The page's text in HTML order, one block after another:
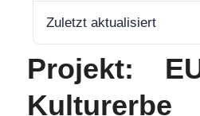
Zuletzt aktualisiert
Projekt:
Kulturerbe